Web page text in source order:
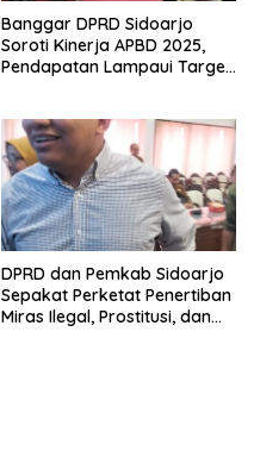
Banggar DPRD Sidoarjo
Soroti Kinerja APBD 2025,
Pendapatan Lampaui Target
DPRD dan Pemkab Sidoarjo
Sepakat Perketat Penertiban
Miras Ilegal, Prostitusi, dan